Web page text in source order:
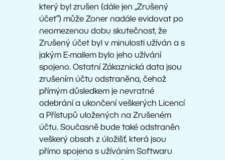
který byl zrušen (dále jen „Zrušený
účet“) může Zoner nadále evidovat po
neomezenou dobu skutečnost, že
Zrušený účet byl v minulosti užíván a s
jakým E-mailem bylo jeho užívání
spojeno. Ostatní Zákaznická data jsou
zrušením účtu odstraněna, čehož
přímým důsledkem je nevratné
odebrání a ukončení veškerých Licencí
a Přístupů uložených na Zrušeném
účtu. Současně bude také odstraněn
veškerý obsah z úložišť, která jsou
přímo spojena s užíváním Softwaru